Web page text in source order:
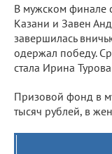
В мужском финале
Казани и Завен
завершилась
одержал победу.
стала Ирина
Призовой фонд в
тысяч рублей, в